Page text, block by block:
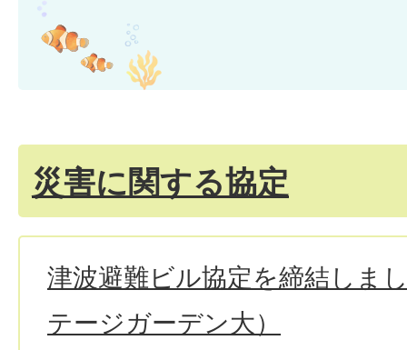
災害に関する協定
津波避難ビル協定を締結しま
テージガーデン大）